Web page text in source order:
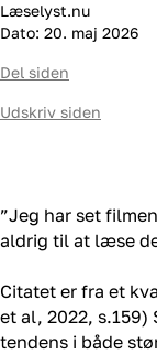
Læselyst.nu
Dato: 20. maj 2026
Del siden
Udskriv siden
”Jeg har set
aldrig til at læse
Citatet er fra et
et al, 2022,
tendens i både